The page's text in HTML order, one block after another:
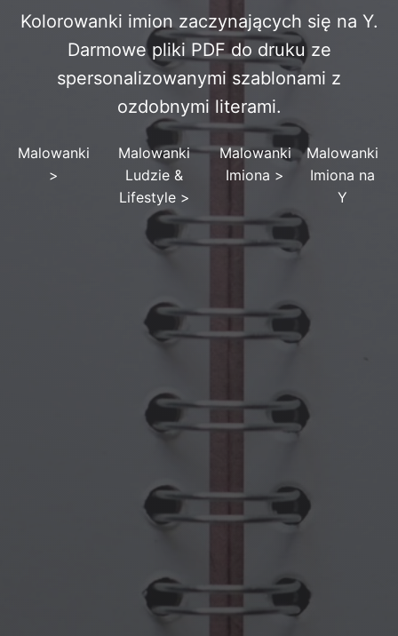
Kolorowanki imion zaczynających się na Y.
Darmowe pliki PDF do druku ze
spersonalizowanymi szablonami z
ozdobnymi literami.
Malowanki
>
Malowanki
Ludzie &
Lifestyle >
Malowanki
Imiona >
Malowanki
Imiona na
Y